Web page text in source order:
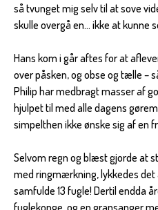
så tvunget mig selv til at sove
skulle overgå en… ikke at kunne
Hans kom i går aftes for at
over påsken, og obse og tælle –
Philip har medbragt masser af
hjulpet til med alle dagens
simpelthen ikke ønske sig af en
Selvom regn og blæst gjorde at
med ringmærkning, lykkedes det
samfulde 13 fugle! Dertil endda
fuglekonge, og en gransanger